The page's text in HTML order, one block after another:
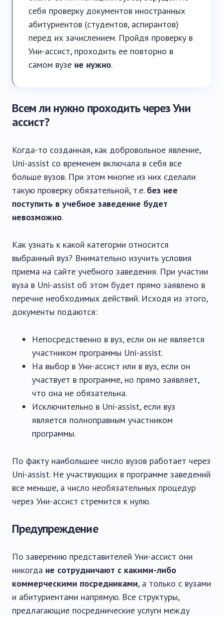
себя проверку документов иностранных
абитуриентов (студентов, аспирантов)
перед их зачислением. Пройдя проверку в
Уни-ассист, проходить ее повторно в
самом вузе не нужно.
Всем ли нужно проходить через Уни
ассист?
Когда-то созданная, как добровольное явление,
Uni-assist со временем включала в себя все
больше вузов. При этом многие из них сделали
такую проверку обязательной, т.е. без нее
поступить в учебное заведение будет
невозможно.
Как узнать к какой категории относится
выбранный вуз? Внимательно изучить условия
приема на сайте учебного заведения. При участии
вуза в Uni-assist об этом будет прямо заявлено в
перечне необходимых действий. Исходя из этого,
документы подаются:
Непосредственно в вуз, если он не является
участником программы Uni-assist.
На выбор в Уни-ассист или в вуз, если он
участвует в программе, но прямо заявляет,
что она не обязательна.
Исключительно в Uni-assist, если вуз
является полноправным участником
программы.
По факту наибольшее число вузов работает через
Uni-assist. Не участвующих в программе заведений
все меньше, а число необязательных процедур
через Уни-ассист стремится к нулю.
Предупреждение
По заверению представителей Уни-ассист они
никогда не сотрудничают с какими-либо
коммерческими посредниками, а только с вузами
и абитуриентами напрямую. Все структуры,
предлагающие посреднические услуги между